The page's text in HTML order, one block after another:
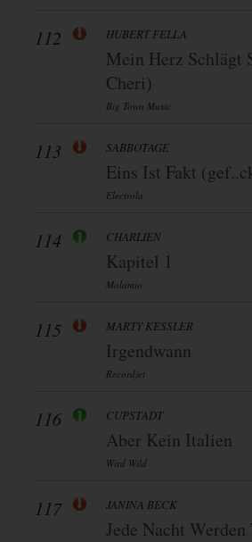
112 HUBERT FELLA
Mein Herz Schlägt
Cheri)
Big Town Music
113 SABBOTAGE
Eins Ist Fakt
Electrola
114 CHARLIEN
Kapitel 1
Molamio
115 MARTY KESSLER
Irgendwann
Recordjet
116 CUPSTADT
Aber Kein Italien
Wird Wild
117 JANINA BECK
Jede Nacht